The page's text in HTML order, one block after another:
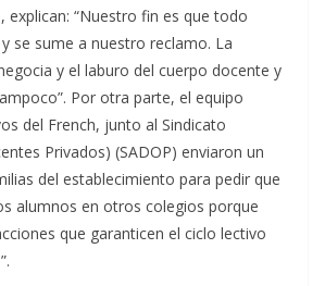
explican: “Nuestro fin es que todo
se sume a nuestro reclamo. La
y el laburo del cuerpo docente y
Por otra parte, el equipo
del French, junto al Sindicato
Privados) (SADOP) enviaron un
del establecimiento para pedir que
alumnos en otros colegios porque
que garanticen el ciclo lectivo